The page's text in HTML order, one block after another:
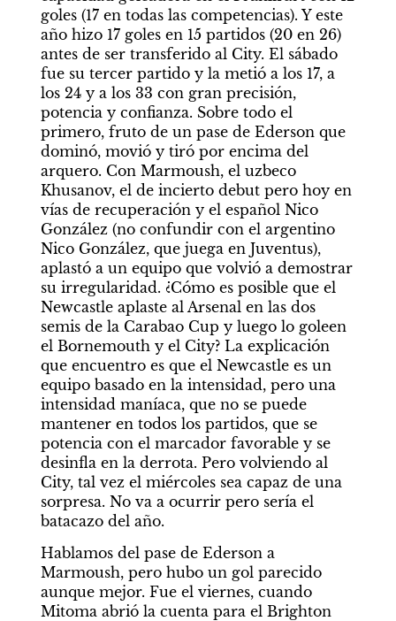
goles (17 en todas las competencias). Y este
año hizo 17 goles en 15 partidos (20 en 26)
antes de ser transferido al City. El sábado
fue su tercer partido y la metió a los 17, a
los 24 y a los 33 con gran precisión,
potencia y confianza. Sobre todo el
primero, fruto de un pase de Ederson que
dominó, movió y tiró por encima del
arquero. Con Marmoush, el uzbeco
Khusanov, el de incierto debut pero hoy en
vías de recuperación y el español Nico
González (no confundir con el argentino
Nico González, que juega en Juventus),
aplastó a un equipo que volvió a demostrar
su irregularidad. ¿Cómo es posible que el
Newcastle aplaste al Arsenal en las dos
semis de la Carabao Cup y luego lo goleen
el Bornemouth y el City? La explicación
que encuentro es que el Newcastle es un
equipo basado en la intensidad, pero una
intensidad maníaca, que no se puede
mantener en todos los partidos, que se
potencia con el marcador favorable y se
desinfla en la derrota. Pero volviendo al
City, tal vez el miércoles sea capaz de una
sorpresa. No va a ocurrir pero sería el
batacazo del año.
Hablamos del pase de Ederson a
Marmoush, pero hubo un gol parecido
aunque mejor. Fue el viernes, cuando
Mitoma abrió la cuenta para el Brighton